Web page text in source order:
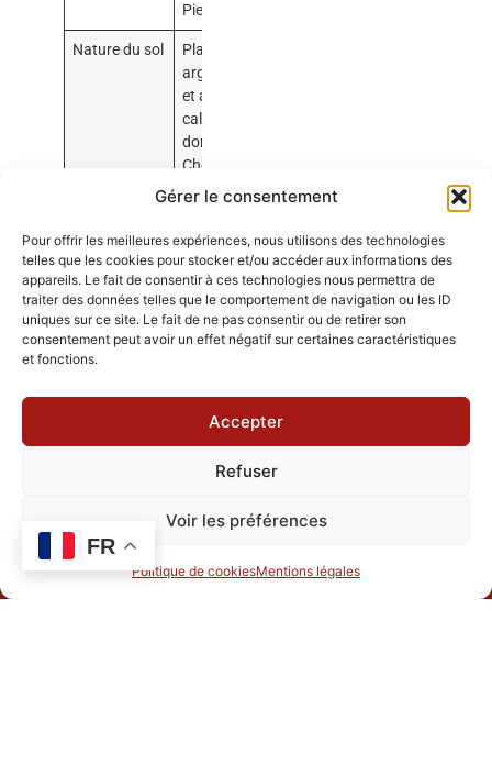
Gérer le consentement
Pour offrir les meilleures expériences, nous utilisons des technologies
telles que les cookies pour stocker et/ou accéder aux informations des
appareils. Le fait de consentir à ces technologies nous permettra de
traiter des données telles que le comportement de navigation ou les ID
uniques sur ce site. Le fait de ne pas consentir ou de retirer son
consentement peut avoir un effet négatif sur certaines caractéristiques
et fonctions.
Accepter
Refuser
Voir les préférences
Politique de cookiesMentions légales
Pieds/Ha
Nature du sol
Plateau
argile à silex
et argilo-
calcaire
dominant le
Cher
Nord-sud
Rendement 42 hl/ha
Mode de
vendange
Manuel
% volume
acquis
12,5°
FR